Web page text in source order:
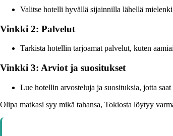
Valitse hotelli hyvällä sijainnilla lähellä
Vinkki 2: Palvelut
Tarkista hotellin tarjoamat palvelut, kuten
Vinkki 3: Arviot ja suositukset
Lue hotellin arvosteluja ja suosituksia, jotta
Olipa matkasi syy mikä tahansa, Tokiosta löytyy